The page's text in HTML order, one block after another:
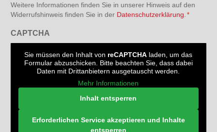
Weitere Informationen finden Sie in unserer Hinweis auf den
Widerrufshinweis finden Sie in der Datenschutzerklärung *
CAPTCHA
Sie müssen den Inhalt von reCAPTCHA laden, um das
Formular abzuschicken. Bitte beachten Sie, dass dabei
Daten mit Drittanbietern ausgetauscht werden.
Mehr Informationen
Inhalt entsperren
Erforderlichen Service akzeptieren und Inhalte
entsperren